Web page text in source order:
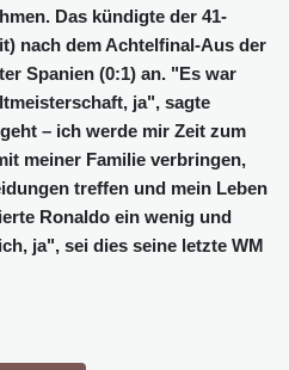
Das kündigte der 41-
nach dem Achtelfinal-Aus der
Spanien (0:1) an. "Es war
ja", sagte
– ich werde mir Zeit zum
meiner Familie verbringen,
treffen und mein Leben
Ronaldo ein wenig und
ja", sei dies seine letzte WM